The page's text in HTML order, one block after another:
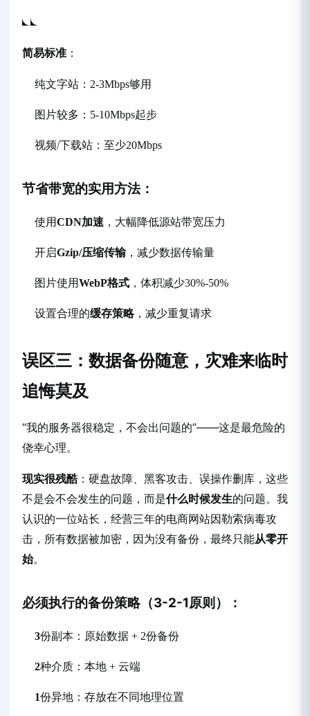
简易标准 ：
纯文字站：2-3Mbps够用
图片较多：5-10Mbps起步
视频/下载站：至少20Mbps
节省带宽的实用方法：
使用CDN加速 ，大幅降低源站带宽压力
开启Gzip/压缩传输，减少数据传输量
图片使用WebP格式 ，体积减少30%-50%
设置合理的缓存策略，减少重复请求
误区三：数据备份随意，灾难来临时
追悔莫及
“我的服务器很稳定，不会出问题的”——这是最危险的
侥幸心理。
现实很残酷：硬盘故障、黑客攻击、误操作删库，这些
不是会不会发生的问题，而是什么时候发生的问题。我
认识的一位站长，经营三年的电商网站因勒索病毒攻
击，所有数据被加密，因为没有备份，最终只能从零开
始。
必须执行的备份策略（3-2-1原则）：
3份副本：原始数据 + 2份备份
2种介质：本地 + 云端
1份异地：存放在不同地理位置